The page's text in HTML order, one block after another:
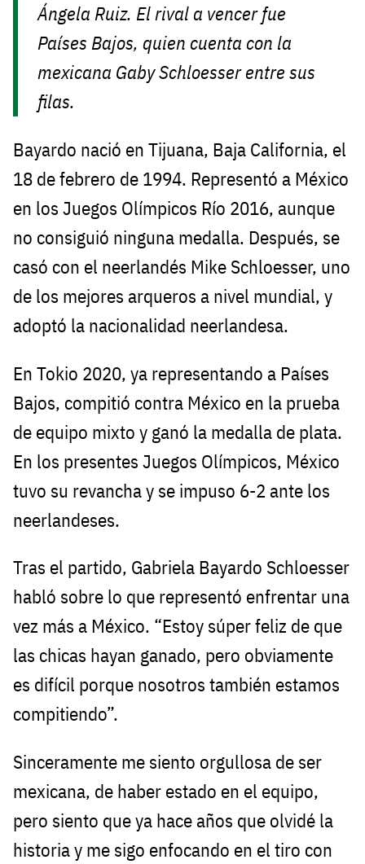
Ángela Ruiz. El rival a vencer fue
Países Bajos, quien cuenta con la
mexicana Gaby Schloesser entre sus
filas.
Bayardo nació en Tijuana, Baja California, el
18 de febrero de 1994. Representó a México
en los Juegos Olímpicos Río 2016, aunque
no consiguió ninguna medalla. Después, se
casó con el neerlandés Mike Schloesser, uno
de los mejores arqueros a nivel mundial, y
adoptó la nacionalidad neerlandesa.
En Tokio 2020, ya representando a Países
Bajos, compitió contra México en la prueba
de equipo mixto y ganó la medalla de plata.
En los presentes Juegos Olímpicos, México
tuvo su revancha y se impuso 6-2 ante los
neerlandeses.
Tras el partido, Gabriela Bayardo Schloesser
habló sobre lo que representó enfrentar una
vez más a México. “Estoy súper feliz de que
las chicas hayan ganado, pero obviamente
es difícil porque nosotros también estamos
compitiendo”.
Sinceramente me siento orgullosa de ser
mexicana, de haber estado en el equipo,
pero siento que ya hace años que olvidé la
historia y me sigo enfocando en el tiro con